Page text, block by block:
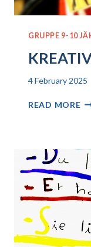
GRUPPE 9-10
4 February 2025
READ MORE